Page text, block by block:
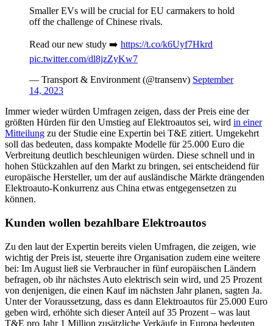
Smaller EVs will be crucial for EU carmakers to hold
off the challenge of Chinese rivals.
Read our new study ➡️ https://t.co/k6Uyf7Hkrd
pic.twitter.com/dl8jzZyKw7
— Transport & Environment (@transenv) September
14, 2023
Immer wieder würden Umfragen zeigen, dass der Preis eine der
größten Hürden für den Umstieg auf Elektroautos sei, wird in einer
Mitteilung zu der Studie eine Expertin bei T&E zitiert. Umgekehrt
soll das bedeuten, dass kompakte Modelle für 25.000 Euro die
Verbreitung deutlich beschleunigen würden. Diese schnell und in
hohen Stückzahlen auf den Markt zu bringen, sei entscheidend für
europäische Hersteller, um der auf ausländische Märkte drängenden
Elektroauto-Konkurrenz aus China etwas entgegensetzen zu
können.
Kunden wollen bezahlbare Elektroautos
Zu den laut der Expertin bereits vielen Umfragen, die zeigen, wie
wichtig der Preis ist, steuerte ihre Organisation zudem eine weitere
bei: Im August ließ sie Verbraucher in fünf europäischen Ländern
befragen, ob ihr nächstes Auto elektrisch sein wird, und 25 Prozent
von denjenigen, die einen Kauf im nächsten Jahr planen, sagten Ja.
Unter der Voraussetzung, dass es dann Elektroautos für 25.000 Euro
geben wird, erhöhte sich dieser Anteil auf 35 Prozent – was laut
T&E pro Jahr 1 Million zusätzliche Verkäufe in Europa bedeuten